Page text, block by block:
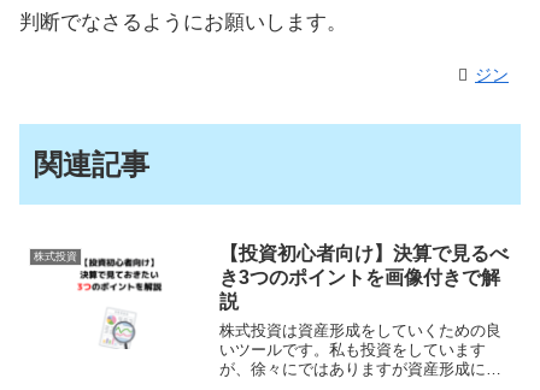
判断でなさるようにお願いします。
ジン
関連記事
株式投資
【投資初心者向け】決算で見るべ
き3つのポイントを画像付きで解
説
株式投資は資産形成をしていくための良
いツールです。私も投資をしています
が、徐々にではありますが資産形成につ